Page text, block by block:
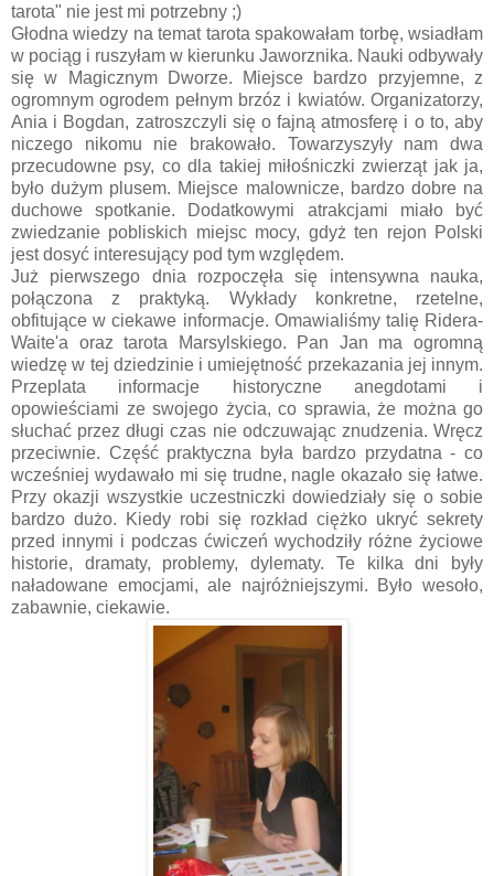
tarota" nie jest mi potrzebny ;)
Głodna wiedzy na temat tarota spakowałam torbę, wsiadłam
w pociąg i ruszyłam w kierunku Jaworznika. Nauki odbywały
się w Magicznym Dworze. Miejsce bardzo przyjemne, z
ogromnym ogrodem pełnym brzóz i kwiatów. Organizatorzy,
Ania i Bogdan, zatroszczyli się o fajną atmosferę i o to, aby
niczego nikomu nie brakowało. Towarzyszyły nam dwa
przecudowne psy, co dla takiej miłośniczki zwierząt jak ja,
było dużym plusem. Miejsce malownicze, bardzo dobre na
duchowe spotkanie. Dodatkowymi atrakcjami miało być
zwiedzanie pobliskich miejsc mocy, gdyż ten rejon Polski
jest dosyć interesujący pod tym względem.
Już pierwszego dnia rozpoczęła się intensywna nauka,
połączona z praktyką. Wykłady konkretne, rzetelne,
obfitujące w ciekawe informacje. Omawialiśmy talię Ridera-
Waite'a oraz tarota Marsylskiego. Pan Jan ma ogromną
wiedzę w tej dziedzinie i umiejętność przekazania jej innym.
Przeplata informacje historyczne anegdotami i
opowieściami ze swojego życia, co sprawia, że można go
słuchać przez długi czas nie odczuwając znudzenia. Wręcz
przeciwnie. Część praktyczna była bardzo przydatna - co
wcześniej wydawało mi się trudne, nagle okazało się łatwe.
Przy okazji wszystkie uczestniczki dowiedziały się o sobie
bardzo dużo. Kiedy robi się rozkład ciężko ukryć sekrety
przed innymi i podczas ćwiczeń wychodziły różne życiowe
historie, dramaty, problemy, dylematy. Te kilka dni były
naładowane emocjami, ale najróżniejszymi. Było wesoło,
zabawnie, ciekawie.